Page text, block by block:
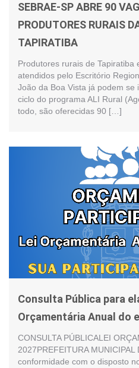
SEBRAE-SP ABRE 90
PRODUTORES RURAIS
TAPIRATIBA
Produtores rurais de Tapiratiba
atendidos pelo Escritório
João da Boa Vista já podem se
ciclo do programa ALI Rural
todo, são oferecidas 90 […]
Consulta Pública para
Orçamentária Anual do
CONSULTA PÚBLICALEI
2027PREFEITURA MUNICIPAL
conformidade com o disposto